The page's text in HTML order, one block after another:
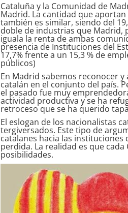
Cataluña y la Comunidad de
Madrid. La cantidad que
también es similar, siendo del
doble de industrias que Madrid,
iguala la renta de ambas
presencia de Instituciones del
17,7% frente a un 15,3 % de
públicos)
En Madrid sabemos reconocer
catalán en el conjunto del país.
el pasado fue muy
actividad productiva y se ha
retroceso que se ha querido
El eslogan de los nacionalistas
tergiversados. Este tipo de
catalanes hacia las
perdida. La realidad es que
posibilidades.